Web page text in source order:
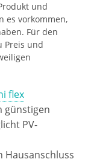
und
es vorkommen,
Für den
Preis und
flex
günstigen
PV-
Hausanschluss